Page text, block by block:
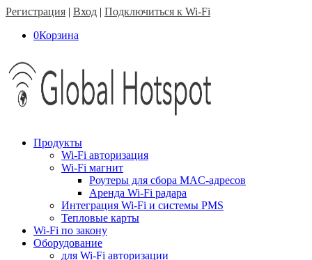
Регистрация | Вход | Подключиться к Wi-Fi
0Корзина
Продукты
Wi-Fi авторизация
Wi-Fi магнит
Роутеры для сбора MAC-адресов
Аренда Wi-Fi радара
Интеграция Wi-Fi и системы PMS
Тепловые карты
Wi-Fi по закону
Оборудование
для Wi-Fi авторизации